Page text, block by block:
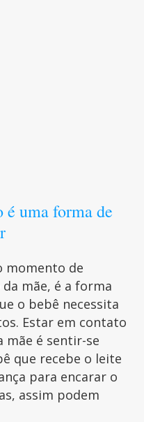
uma forma de
momento de
mãe, é a forma
o bebê necessita
Estar em contato
mãe é sentir-se
que recebe o leite
para encarar o
assim podem